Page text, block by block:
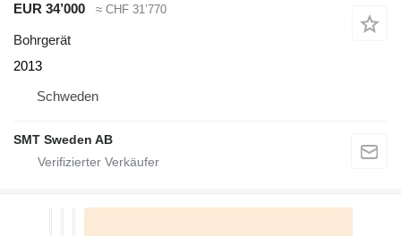
EUR 34’000
≈ CHF 31’770
Bohrgerät
2013
Schweden
SMT Sweden AB